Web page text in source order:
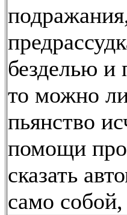
безделью
то можно
пьянство
помощи
сказать
само собой,